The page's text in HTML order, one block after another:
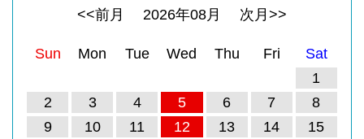
<<前月 2026年08月 次月>>
Sun Mon Tue Wed Thu Fri
Sat
1
2
3 4 5 6 7
8
9
10 11 12 13 14
15